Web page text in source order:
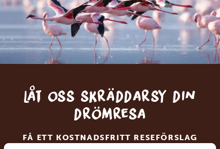
Låt oss skräddarsy din
drömresa
FÅ ETT KOSTNADSFRITT RESEFÖRSLAG